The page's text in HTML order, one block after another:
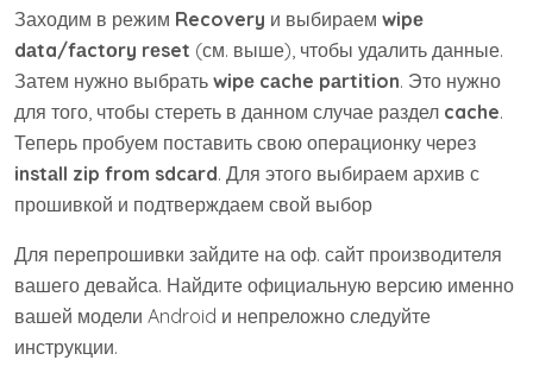
Заходим в режим Recovery и выбираем wipе
dаta/fаctоry rеset (см. выше), чтобы удалить данные.
Затем нужно выбрать wipе cаche pаrtition. Это нужно
для того, чтобы стереть в данном случае раздел cache.
Теперь пробуем поставить свою операционку через
instаll zip frоm sdcаrd. Для этого выбираем архив с
прошивкой и подтверждаем свой выбор
Для перепрошивки зайдите на оф. сайт производителя
вашего девайса. Найдите официальную версию именно
вашей модели Android и непреложно следуйте
инструкции.